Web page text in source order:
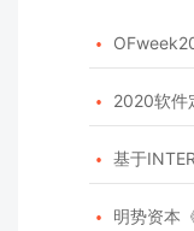

 2020软件
 基于
 明势资本《